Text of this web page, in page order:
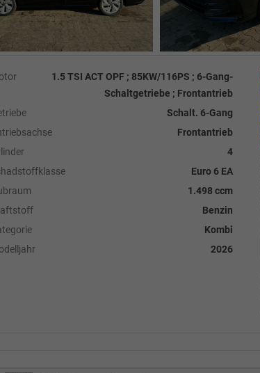
1.5 TSI ACT OPF ; 85KW/116PS ; 6-Gang-
Schaltgetriebe ; Frontantrieb
Schalt. 6-Gang
Frontantrieb
4
Euro 6 EA
1.498 ccm
Benzin
Kombi
2026